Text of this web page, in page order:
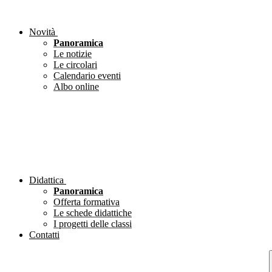
Novità
Panoramica
Le notizie
Le circolari
Calendario eventi
Albo online
Didattica
Panoramica
Offerta formativa
Le schede didattiche
I progetti delle classi
Contatti